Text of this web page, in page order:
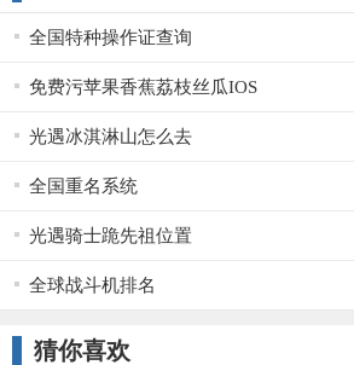
全国特种操作证查询
免费污苹果香蕉荔枝丝瓜IOS
光遇冰淇淋山怎么去
全国重名系统
光遇骑士跪先祖位置
全球战斗机排名
猜你喜欢